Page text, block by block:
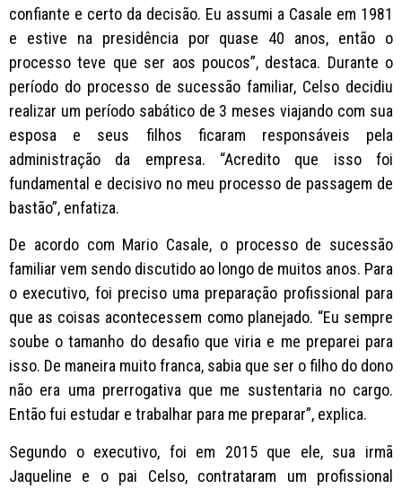
confiante e certo da decisão. Eu assumi a Casale em 1981
e estive na presidência por quase 40 anos, então o
processo teve que ser aos poucos”, destaca. Durante o
período do processo de sucessão familiar, Celso decidiu
realizar um período sabático de 3 meses viajando com sua
esposa e seus filhos ficaram responsáveis pela
administração da empresa. “Acredito que isso foi
fundamental e decisivo no meu processo de passagem de
bastão”, enfatiza.
De acordo com Mario Casale, o processo de sucessão
familiar vem sendo discutido ao longo de muitos anos. Para
o executivo, foi preciso uma preparação profissional para
que as coisas acontecessem como planejado. “Eu sempre
soube o tamanho do desafio que viria e me preparei para
isso. De maneira muito franca, sabia que ser o filho do dono
não era uma prerrogativa que me sustentaria no cargo.
Então fui estudar e trabalhar para me preparar”, explica.
Segundo o executivo, foi em 2015 que ele, sua irmã
Jaqueline e o pai Celso, contrataram um profissional